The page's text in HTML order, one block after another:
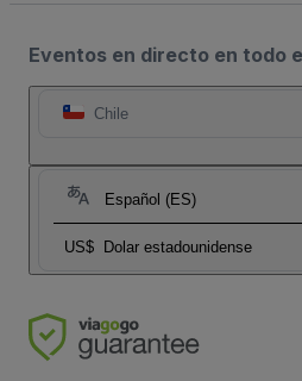
Eventos en directo en todo
Chile
Español (ES)
US$ Dolar estadounidense